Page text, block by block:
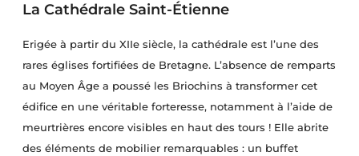
La Cathédrale Saint-Étienne
Erigée à partir du XIIe siècle, la cathédrale est l’une des
rares églises fortifiées de Bretagne. L’absence de remparts
au Moyen Âge a poussé les Briochins à transformer cet
édifice en une véritable forteresse, notamment à l’aide de
meurtrières encore visibles en haut des tours ! Elle abrite
des éléments de mobilier remarquables : un buffet